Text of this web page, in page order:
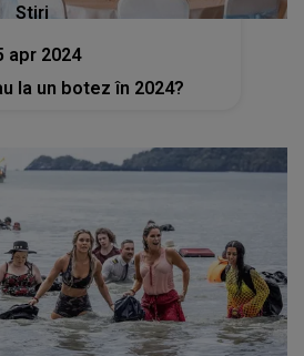
Stiri
apr 2024
la un botez în 2024?